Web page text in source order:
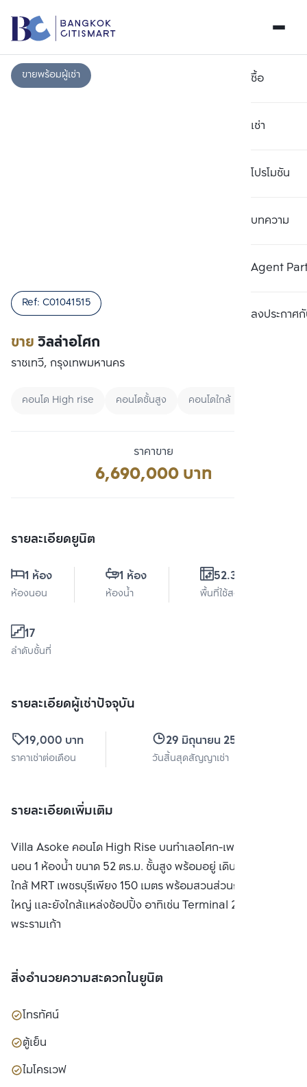
ซื้อ
เช่า
โปรโมชัน
บทความ
Agent
ลงประกาศกั
ขายพร้อมผู้เช่า
ขายวิลล่าอโศก
Ref: C01041515
ราชเทวี, กรุงเทพมหานคร
คอนโด High rise คอนโดชั้นสูง คอนโดใกล้ BTS
ราคาขาย
6,690,000 บาท
รายละเอียดยูนิต
1 ห้อง
ห้องนอน
1 ห้อง
ห้องน้ำ
52.35 ตร.ม.
พื้นที่ใช้สอย
17
ลำดับชั้นที่
รายละเอียดผู้เช่าปัจจุบัน
19,000 บาท
ราคาเช่าต่อเดือน
29 มิถุนายน 2568
วันสิ้นสุดสัญญาเช่า
รายละเอียดเพิ่มเติม
Villa Asoke คอนโด High Rise บนทำเลอโศก-เพชรบุรี 1 ห้อง
นอน 1 ห้องน้ำ ขนาด 52 ตร.ม. ชั้นสูง พร้อมอยู่ เดินทางสะดวก
ใกล้ MRT เพชรบุรีเพียง 150 เมตร พร้อมสวนส่วนกลางขนาด
ใหญ่ และยังใกล้แหล่งช้อปปิ้ง อาทิเช่น Terminal 21, เซ็นทรัล
พระรามเก้า
สิ่งอำนวยความสะดวกในยูนิต
โทรทัศน์
ตู้เย็น
ไมโครเวฟ